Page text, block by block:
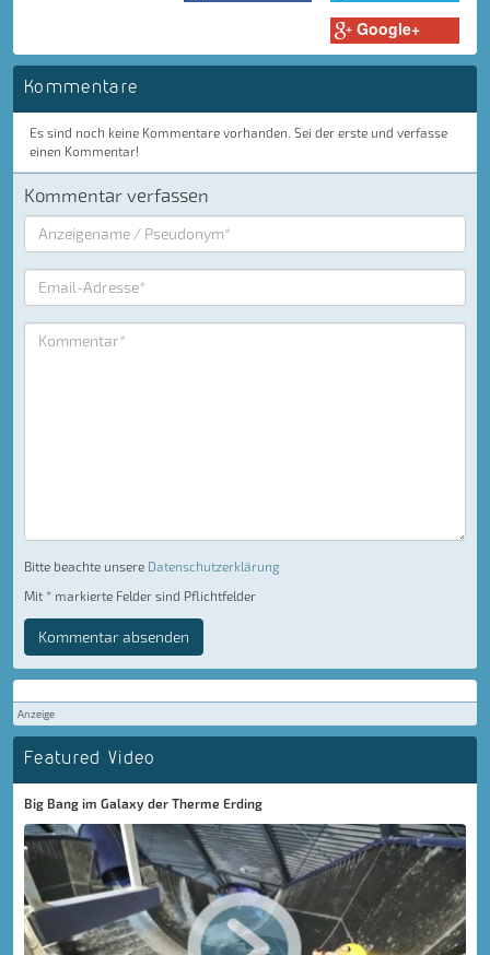
Google+
Kommentare
Es sind noch keine Kommentare vorhanden. Sei der erste und verfasse
einen Kommentar!
Kommentar verfassen
Bitte beachte unsere Datenschutzerklärung
Mit * markierte Felder sind Pflichtfelder
Kommentar absenden
Anzeige
Featured Video
Big Bang im Galaxy der Therme Erding